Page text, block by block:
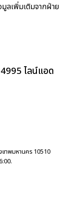
ลเพิ่มเติมจากฝ่าย
ไลน์แอด
ทพมหานคร 10510